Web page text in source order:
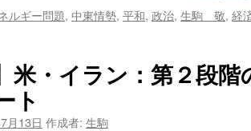
ルギー問題, 中東情勢, 平和, 政治, 生駒 敬, 経
米・イラン：第２段
ト
月13日 作成者: 生駒